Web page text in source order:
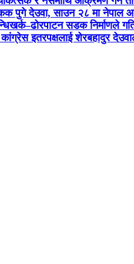
पुगे देउवा, साउन २८ मा नेपाल
सडक निर्माणले
इतरपक्षलाई शेरबहादुर